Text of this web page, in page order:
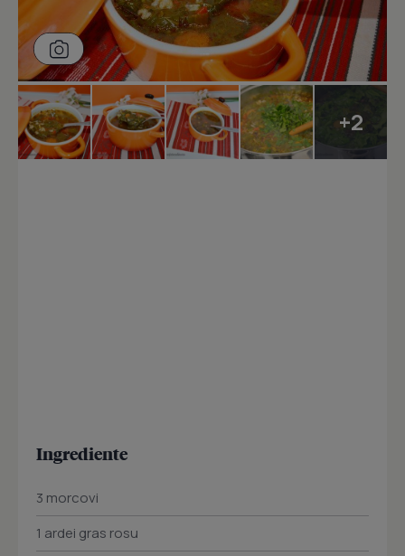
+2
Ingrediente
3 morcovi
1 ardei gras rosu